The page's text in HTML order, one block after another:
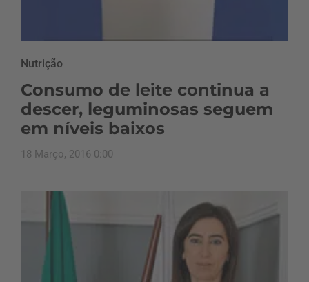
Nutrição
Consumo de leite continua a
descer, leguminosas seguem
em níveis baixos
18 Março, 2016 0:00